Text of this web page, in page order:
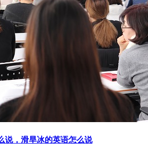
说，滑旱冰的英语怎么说